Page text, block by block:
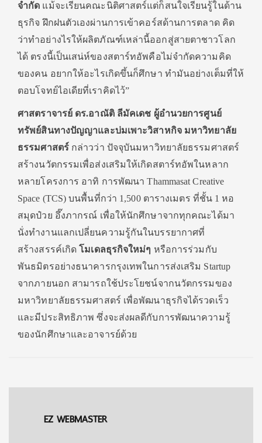
จำกัด แม้จะเรียนคณะนิติศาสตร์แต่ก็สนใจเรียนรู้ในด้าน
ธุรกิจ ฝึกฝนตัวเองผ่านการเข้าคอร์สด้านการตลาด คิด
ว่าทำอย่างไรให้ผลิตภัณฑ์เหล่านี้ออกสู่สายตาชาวโลก
ได้ ตรงนี้เป็นเสน่ห์ของสตาร์ทอัพคือไม่จำกัดความคิด
ของคน อยากให้อะไรเกิดขึ้นก็ศึกษา ทำมันอย่างเต็มที่ให้
ตอบโจทย์ไอเดียที่เราคิดไว้”
ศาสตราจารย์ ดร.อาณัติ ลีมัคเดช ผู้อำนวยการศูนย์
ทรัพย์สินทางปัญญาและบ่มเพาะวิสาหกิจ มหาวิทยาลัย
ธรรมศาสตร์กล่าวว่า ปัจจุบันมหาวิทยาลัยธรรมศาสตร์
สร้างนวัตกรรมเพื่อส่งเสริมให้เกิดสตาร์ทอัพในหลาก
หลายโครงการ อาทิ การพัฒนา Thammasat Creative
Space (TCS) บนพื้นที่กว่า 1,500 ตารางเมตร ที่ชั้น 1 หอ
สมุดป๋วย อึ๊งภากรณ์ เพื่อให้นักศึกษาจากทุกคณะได้มา
นั่งทำงานแลกเปลี่ยนความรู้กันในบรรยากาศที่
สร้างสรรค์เกิดโมเดลธุรกิจใหม่ๆ หรือการร่วมกับ
พันธมิตรอย่างธนาคารกรุงเทพในการส่งเสริม Startup
จากภายนอก สามารถใช้ประโยชน์จากนวัตกรรมของ
มหาวิทยาลัยธรรมศาสตร์ เพื่อพัฒนาธุรกิจได้รวดเร็ว
และมีประสิทธิภาพ ซึ่งจะส่งผลดีกับการพัฒนาความรู้
ของนักศึกษาและอาจารย์ด้วย
EZ WEBMASTER